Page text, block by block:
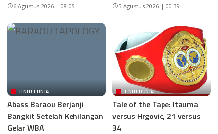
6 Agustus 2026 | 08:05 5 Agustus 2026 | 00:39
TINJU DUNIA
Abass Baraou Berjanji
Bangkit Setelah Kehilangan
Gelar WBA
TINJU DUNIA
Tale of the Tape: Itauma
versus Hrgovic, 21 versus
34